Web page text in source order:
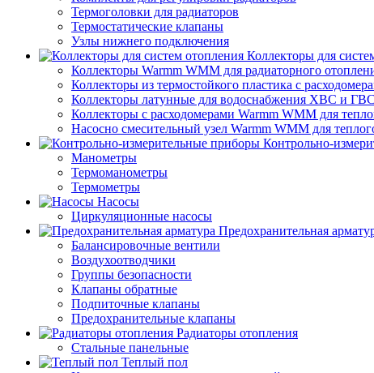
Термоголовки для радиаторов
Термостатические клапаны
Узлы нижнего подключения
Коллекторы для
Коллекторы Warmm WMM для радиаторного
Коллекторы из термостойкого пластика с
Коллекторы латунные для водоснабжения ХВС и ГВС
Коллекторы с расходомерами Warmm WMM для
Насосно смесительный узел Warmm WMM для
Контрольно-
Манометры
Термоманометры
Термометры
Насосы
Циркуляционные насосы
Предохранительная
Балансировочные вентили
Воздухоотводчики
Группы безопасности
Клапаны обратные
Подпиточные клапаны
Предохранительные клапаны
Радиаторы отопления
Стальные панельные
Теплый пол